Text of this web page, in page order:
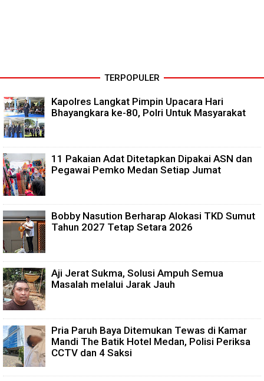
TERPOPULER
Kapolres Langkat Pimpin Upacara Hari
Bhayangkara ke-80, Polri Untuk Masyarakat
11 Pakaian Adat Ditetapkan Dipakai ASN dan
Pegawai Pemko Medan Setiap Jumat
Bobby Nasution Berharap Alokasi TKD Sumut
Tahun 2027 Tetap Setara 2026
Aji Jerat Sukma, Solusi Ampuh Semua
Masalah melalui Jarak Jauh
Pria Paruh Baya Ditemukan Tewas di Kamar
Mandi The Batik Hotel Medan, Polisi Periksa
CCTV dan 4 Saksi